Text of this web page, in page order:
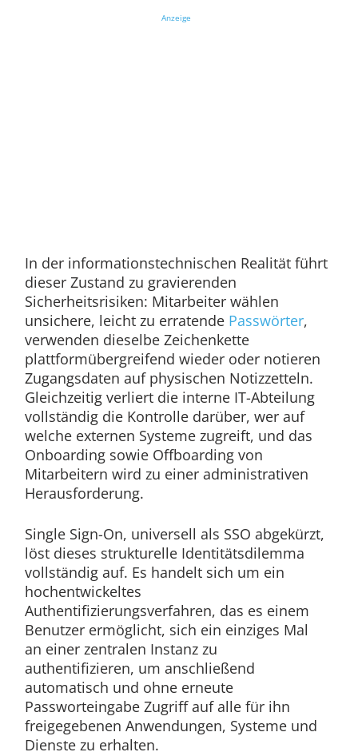
Anzeige
In der informationstechnischen Realität führt
dieser Zustand zu gravierenden
Sicherheitsrisiken: Mitarbeiter wählen
unsichere, leicht zu erratende Passwörter,
verwenden dieselbe Zeichenkette
plattformübergreifend wieder oder notieren
Zugangsdaten auf physischen Notizzetteln.
Gleichzeitig verliert die interne IT-Abteilung
vollständig die Kontrolle darüber, wer auf
welche externen Systeme zugreift, und das
Onboarding sowie Offboarding von
Mitarbeitern wird zu einer administrativen
Herausforderung.
Single Sign-On, universell als SSO abgekürzt,
löst dieses strukturelle Identitätsdilemma
vollständig auf. Es handelt sich um ein
hochentwickeltes
Authentifizierungsverfahren, das es einem
Benutzer ermöglicht, sich ein einziges Mal
an einer zentralen Instanz zu
authentifizieren, um anschließend
automatisch und ohne erneute
Passworteingabe Zugriff auf alle für ihn
freigegebenen Anwendungen, Systeme und
Dienste zu erhalten.